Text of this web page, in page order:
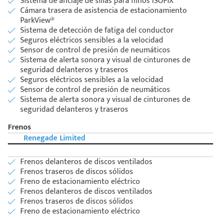
Cámara trasera de asistencia de estacionamiento
ParkView®
Sistema de detección de fatiga del conductor
Seguros eléctricos sensibles a la velocidad
Sensor de control de presión de neumáticos
Sistema de alerta sonora y visual de cinturones de
seguridad delanteros y traseros
Seguros eléctricos sensibles a la velocidad
Sensor de control de presión de neumáticos
Sistema de alerta sonora y visual de cinturones de
seguridad delanteros y traseros
Frenos
Renegade Limited
Frenos delanteros de discos ventilados
Frenos traseros de discos sólidos
Freno de estacionamiento eléctrico
Frenos delanteros de discos ventilados
Frenos traseros de discos sólidos
Freno de estacionamiento eléctrico